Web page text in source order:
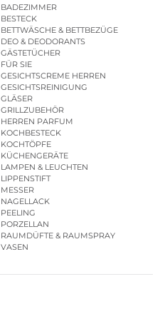
BADEZIMMER
BESTECK
BETTWÄSCHE & BETTBEZÜGE
DEO & DEODORANTS
GÄSTETÜCHER
FÜR SIE
GESICHTSCREME HERREN
GESICHTSREINIGUNG
GLÄSER
GRILLZUBEHÖR
HERREN PARFUM
KOCHBESTECK
KOCHTÖPFE
KÜCHENGERÄTE
LAMPEN & LEUCHTEN
LIPPENSTIFT
MESSER
NAGELLACK
PEELING
PORZELLAN
RAUMDÜFTE & RAUMSPRAY
VASEN